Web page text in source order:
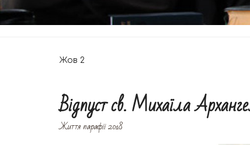
Жов 2
Відпуст св. Михаїла
Життя парафії 2018